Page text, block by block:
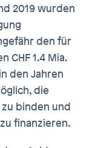
2019 wurden
den für
CHF 1.4 Mia.
den Jahren
die
binden und
finanzieren.